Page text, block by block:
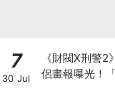
7
30 Jul
《財閥X刑警
侶畫報曝光！